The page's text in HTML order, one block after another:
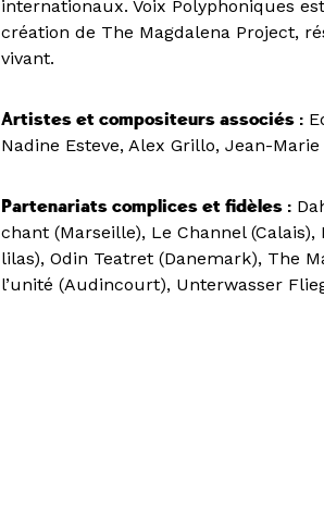
internationaux. Voix Polyphoniques
création de The Magdalena Project,
vivant.
Artistes et compositeurs associés :
Nadine Esteve, Alex Grillo, Jean-
Partenariats complices et fidèles :
chant (Marseille), Le Channel
lilas), Odin Teatret (Danemark), The
l’unité (Audincourt), Unterwasser